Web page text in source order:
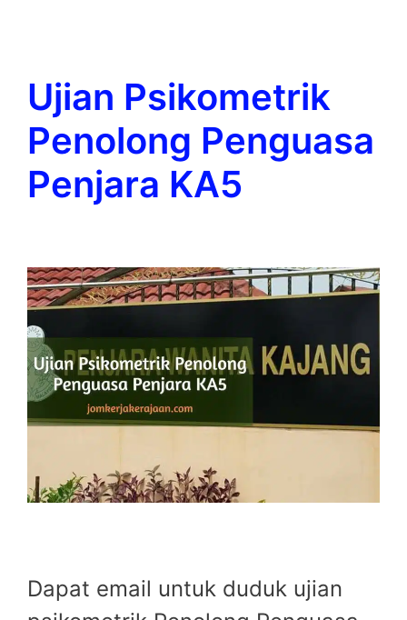
Ujian Psikometrik
Penolong Penguasa
Penjara KA5
Dapat email untuk duduk ujian